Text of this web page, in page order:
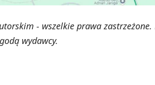
- wszelkie prawa zastrzeżone.
wydawcy.